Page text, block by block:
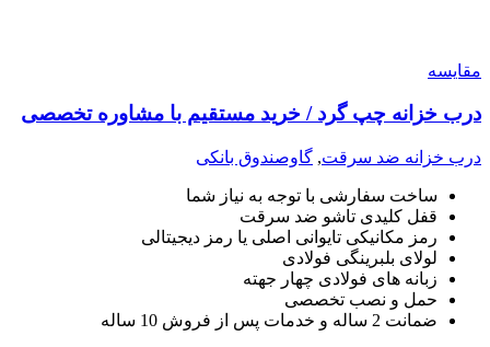
مقايسه
درب خزانه چپ گرد / خرید مستقیم با مشاوره تخصصی
درب خزانه ضد سرقت, گاوصندوق بانکی
ساخت سفارشی با توجه به نیاز شما
قفل کلیدی تاشو ضد سرقت
رمز مکانیکی تایوانی اصلی یا رمز دیجیتالی
لولای بلبرینگی فولادی
زبانه های فولادی چهار جهته
حمل و نصب تخصصی
ضمانت 2 ساله و خدمات پس از فروش 10 ساله